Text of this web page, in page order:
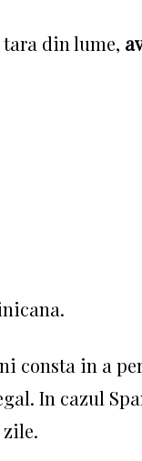
din lume,
consta in a
In cazul